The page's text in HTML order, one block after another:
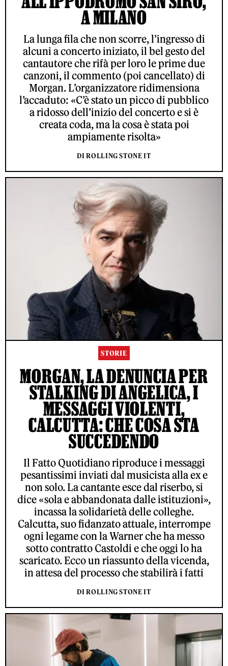
A MILANO
La lunga fila che non scorre, l’ingresso di
alcuni a concerto iniziato, il bel gesto del
cantautore che rifà per loro le prime due
canzoni, il commento (poi cancellato) di
Morgan. L’organizzatore ridimensiona
l’accaduto: «C’è stato un picco di pubblico
a ridosso dell’inizio del concerto e si è
creata coda, ma la cosa è stata poi
ampiamente risolta»
DI ROLLING STONE IT
STORIE
MORGAN, LA DENUNCIA PER
STALKING DI ANGELICA, I
MESSAGGI VIOLENTI,
CALCUTTA: CHE COSA STA
SUCCEDENDO
Il Fatto Quotidiano riproduce i messaggi
pesantissimi inviati dal musicista alla ex e
non solo. La cantante esce dal riserbo, si
dice «sola e abbandonata dalle istituzioni»,
incassa la solidarietà delle colleghe.
Calcutta, suo fidanzato attuale, interrompe
ogni legame con la Warner che ha messo
sotto contratto Castoldi e che oggi lo ha
scaricato. Ecco un riassunto della vicenda,
in attesa del processo che stabilirà i fatti
DI ROLLING STONE IT